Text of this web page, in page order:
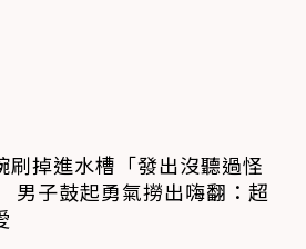
刷掉進水槽「發出沒聽過怪
男子鼓起勇氣撈出嗨翻：超